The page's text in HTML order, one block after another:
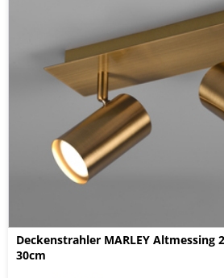
Deckenstrahler MARLEY Altmessing
30cm